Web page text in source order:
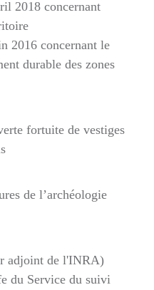
2018 concernant
2016 concernant le
durable des zones
fortuite de vestiges
de l’archéologie
adjoint de l'INRA)
du Service du suivi